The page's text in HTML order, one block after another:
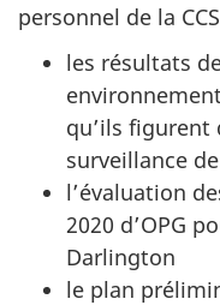
personnel de la
les résultats
qu’ils figurent
surveillance
l’évaluation
2020 d’OPG
Darlington
le plan